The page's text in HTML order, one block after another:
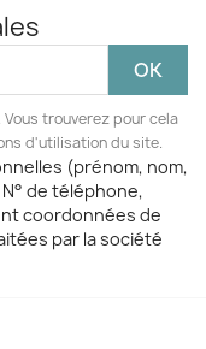
trouverez pour cela
d'utilisation du site.
(prénom, nom,
de téléphone,
coordonnées de
par la société